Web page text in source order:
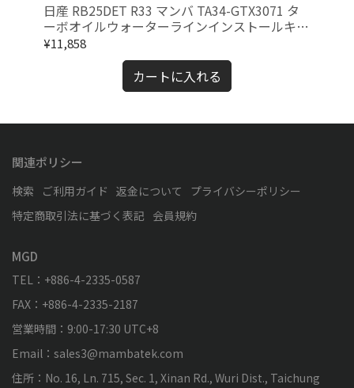
日産 RB25DET R33 マンバ TA34-GTX3071 タ
ーボオイルウォーターラインインストールキッ
ト
¥11,858
カートに入れる
関連ポリシー
検索 ご利用ガイド 返金について
プライバシーポリシー
特定商取引法に基づく表記 会員規約
MGD
TEL：+886-4-2335-0587
FAX：+886-4-2335-2187
営業時間：9:00-17:30 UTC+8
Email：sales3@mambatek.com
住所：No. 16, Ln. 715, Sec. 1, Xinan Rd., Wuri Dist., Taichung